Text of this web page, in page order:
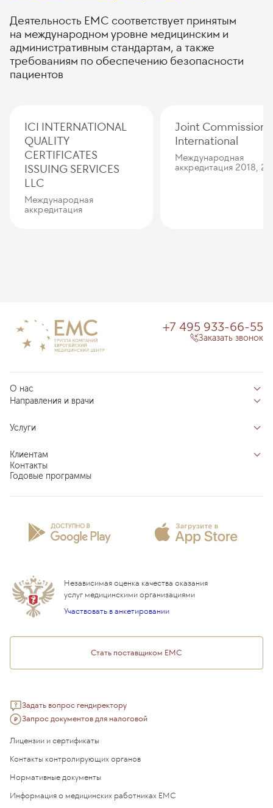
Деятельность ЕМС соответствует принятым
на международном уровне медицинским и
административным стандартам, а также
требованиям по обеспечению безопасности
пациентов
ICI INTERNATIONAL
QUALITY
CERTIFICATES
ISSUING SERVICES
LLC
Международная
аккредитация
Joint Commission
International
Международная
аккредитация 2018,
О нас
Отзывы пациентов
О клинике
Новости
Специалистам
Лицензии и сертификаты
Сотрудничество
Направления и врачи
Направления
Центры компетенций
Услуги
Индивидуальный план здоровья
Комплексные программы
Вакцинация
Стационар
Прайс-лист
Подарочный сертификат EMC
Клиентам
Запись на прием
Вопросы и ответы
Статьи
Программы привилегий
Контакты
Годовые программы
+7 495 933-66-55
Заказать звонок
Стать поставщиком ЕМС
Задать вопрос гендиректору
Запрос документов для налоговой
Независимая оценка качества оказания
услуг медицинскими организациями
Участвовать в анкетировании
Лицензии и сертификаты
Контакты контролирующих органов
Нормативные документы
Информация о медицинских работниках EMC